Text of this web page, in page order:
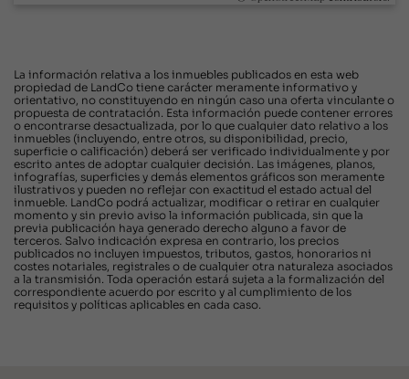
La información relativa a los inmuebles publicados en esta web
propiedad de LandCo tiene carácter meramente informativo y
orientativo, no constituyendo en ningún caso una oferta vinculante o
propuesta de contratación. Esta información puede contener errores
o encontrarse desactualizada, por lo que cualquier dato relativo a los
inmuebles (incluyendo, entre otros, su disponibilidad, precio,
superficie o calificación) deberá ser verificado individualmente y por
escrito antes de adoptar cualquier decisión. Las imágenes, planos,
infografías, superficies y demás elementos gráficos son meramente
ilustrativos y pueden no reflejar con exactitud el estado actual del
inmueble. LandCo podrá actualizar, modificar o retirar en cualquier
momento y sin previo aviso la información publicada, sin que la
previa publicación haya generado derecho alguno a favor de
terceros. Salvo indicación expresa en contrario, los precios
publicados no incluyen impuestos, tributos, gastos, honorarios ni
costes notariales, registrales o de cualquier otra naturaleza asociados
a la transmisión. Toda operación estará sujeta a la formalización del
correspondiente acuerdo por escrito y al cumplimiento de los
requisitos y políticas aplicables en cada caso.